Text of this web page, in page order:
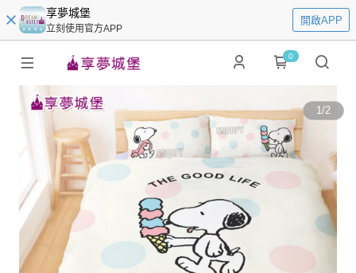
享夢城堡
立刻使用官方APP
開啟APP
0
1/2